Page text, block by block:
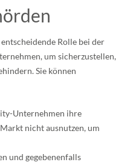
Rolle bei der
um sicherzustellen,
Sie können
Unternehmen ihre
nicht ausnutzen, um
und gegebenenfalls